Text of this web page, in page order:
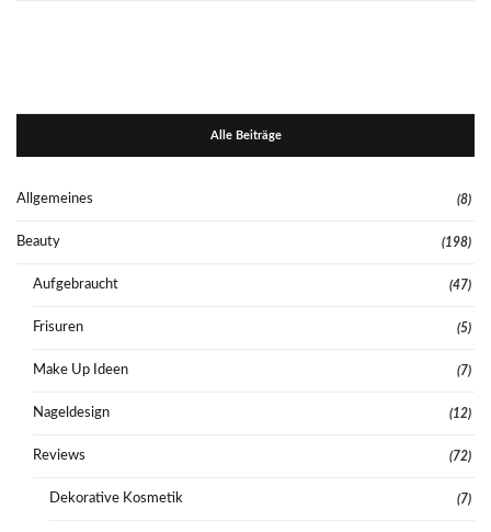
Alle Beiträge
Allgemeines (8)
Beauty (198)
Aufgebraucht (47)
Frisuren (5)
Make Up Ideen (7)
Nageldesign (12)
Reviews (72)
Dekorative Kosmetik (7)